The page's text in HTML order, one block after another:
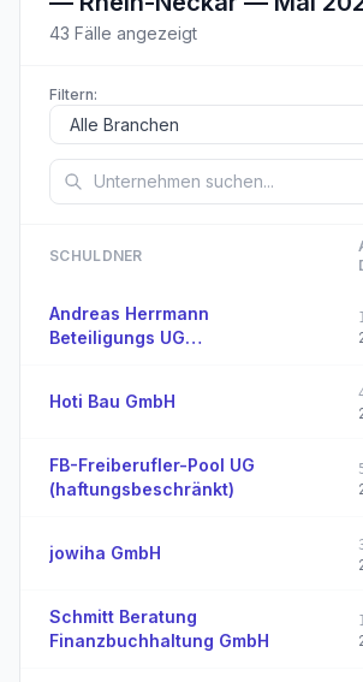
43 Fälle angezeigt
Filtern:
SCHULDNER
Andreas Herrmann
Beteiligungs UG
Hoti Bau GmbH
FB-Freiberufler-Pool UG
(haftungsbeschränkt)
jowiha GmbH
Schmitt Beratung
Finanzbuchhaltung GmbH